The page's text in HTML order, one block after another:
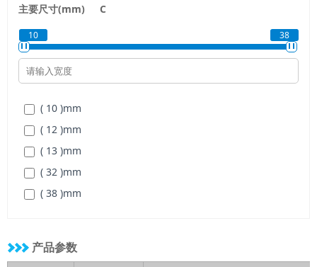
( 60 )mm
主要尺寸(mm) C
10 38
( 10 )mm
( 12 )mm
( 13 )mm
( 32 )mm
( 38 )mm
产品参数